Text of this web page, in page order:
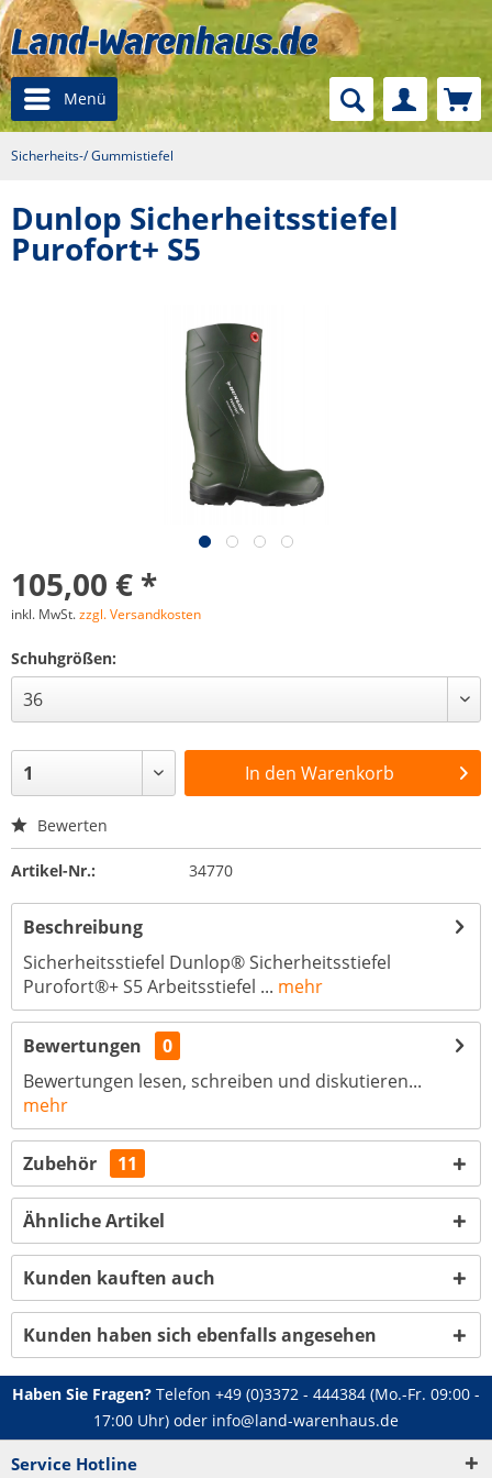
Menü
Sicherheits-/ Gummistiefel
Dunlop Sicherheitsstiefel
Purofort+ S5
105,00 € *
inkl. MwSt.zzgl. Versandkosten
Schuhgrößen:
In den Warenkorb
Bewerten
Artikel-Nr.: 34770
Beschreibung
Sicherheitsstiefel Dunlop® Sicherheitsstiefel
Purofort®+ S5 Arbeitsstiefel ... mehr
Bewertungen
0
Bewertungen lesen, schreiben und diskutieren...
mehr
Zubehör 11
Ähnliche Artikel
Kunden kauften auch
Kunden haben sich ebenfalls angesehen
Haben Sie Fragen? Telefon +49 (0)3372 - 444384 (Mo.-Fr. 09:00 -
17:00 Uhr) oder info@land-warenhaus.de
Service Hotline